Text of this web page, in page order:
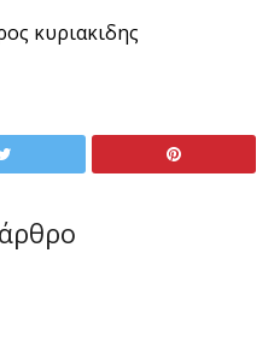
κυριακιδης